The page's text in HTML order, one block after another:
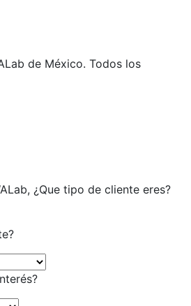
de México. Todos los
¿Que tipo de cliente eres?